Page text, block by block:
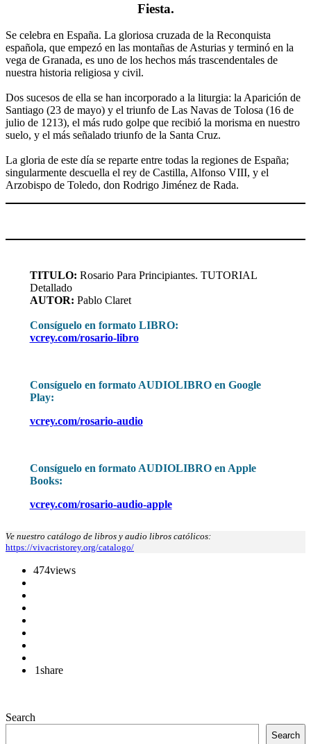
Fiesta.
Se celebra en España. La gloriosa cruzada de la Reconquista
española, que empezó en las montañas de Asturias y terminó en la
vega de Granada, es uno de los hechos más trascendentales de
nuestra historia religiosa y civil.
Dos sucesos de ella se han incorporado a la liturgia: la Aparición de
Santiago (23 de mayo) y el triunfo de Las Navas de Tolosa (16 de
julio de 1213), el más rudo golpe que recibió la morisma en nuestro
suelo, y el más señalado triunfo de la Santa Cruz.
La gloria de este día se reparte entre todas la regiones de España;
singularmente descuella el rey de Castilla, Alfonso VIII, y el
Arzobispo de Toledo, don Rodrigo Jiménez de Rada.
TITULO: Rosario Para Principiantes. TUTORIAL
Detallado
AUTOR: Pablo Claret
Consíguelo en formato LIBRO:
vcrey.com/rosario-libro
Consíguelo en formato AUDIOLIBRO en Google
Play:
vcrey.com/rosario-audio
Consíguelo en formato AUDIOLIBRO en Apple
Books:
vcrey.com/rosario-audio-apple
Ve nuestro catálogo de libros y audio libros católicos:
https://vivacristorey.org/catalogo/
474views
1share
Search
Search